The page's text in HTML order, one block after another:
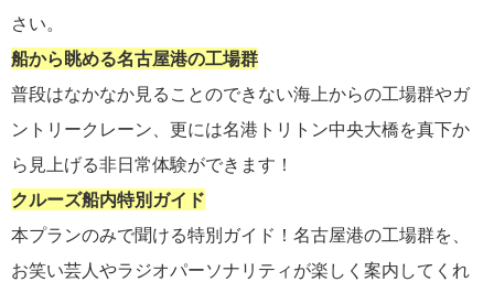
さい。
船から眺める名古屋港の工場群
普段はなかなか見ることのできない海上からの工場群やガ
ントリークレーン、更には名港トリトン中央大橋を真下か
ら見上げる非日常体験ができます！
クルーズ船内特別ガイド
本プランのみで聞ける特別ガイド！名古屋港の工場群を、
お笑い芸人やラジオパーソナリティが楽しく案内してくれ